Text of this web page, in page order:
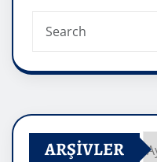
ARŞIVLER